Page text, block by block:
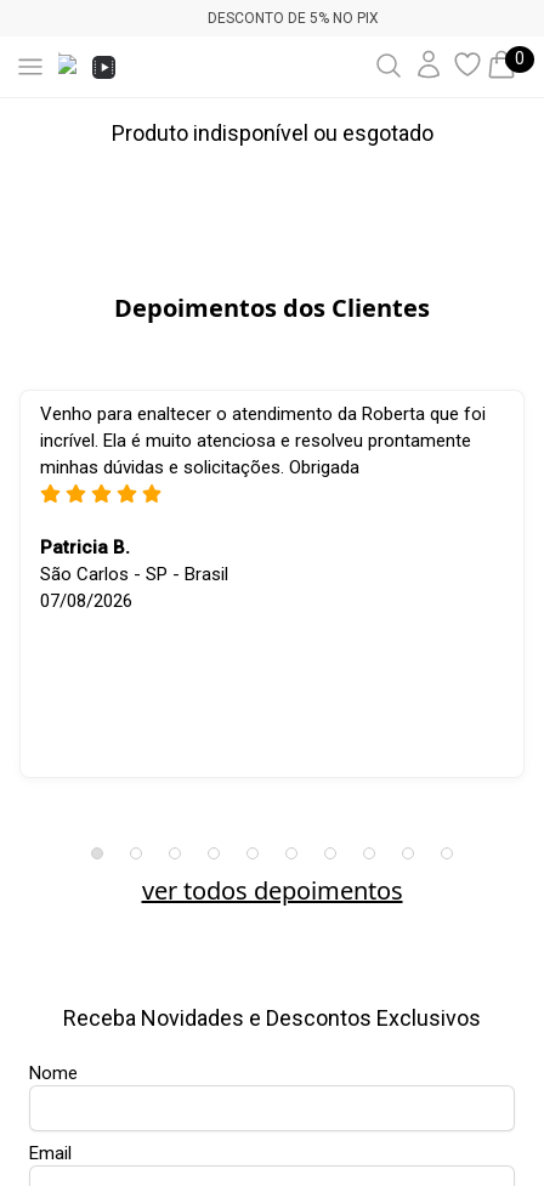
DESCONTO DE 5% NO PIX
0
Produto indisponível ou esgotado
Depoimentos dos Clientes
Venho para enaltecer o atendimento da Roberta que foi
incrível. Ela é muito atenciosa e resolveu prontamente
minhas dúvidas e solicitações. Obrigada
Patricia B.
São Carlos - SP - Brasil
07/08/2026
ver todos depoimentos
Receba Novidades e Descontos Exclusivos
Nome
Email